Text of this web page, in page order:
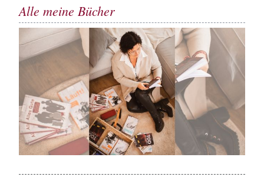
Alle meine Bücher